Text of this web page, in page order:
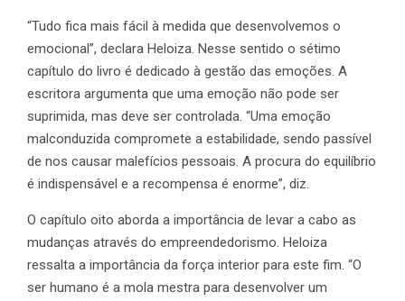
“Tudo fica mais fácil à medida que desenvolvemos o
emocional”, declara Heloiza. Nesse sentido o sétimo
capítulo do livro é dedicado à gestão das emoções. A
escritora argumenta que uma emoção não pode ser
suprimida, mas deve ser controlada. “Uma emoção
malconduzida compromete a estabilidade, sendo passível
de nos causar malefícios pessoais. A procura do equilíbrio
é indispensável e a recompensa é enorme”, diz.
O capítulo oito aborda a importância de levar a cabo as
mudanças através do empreendedorismo. Heloiza
ressalta a importância da força interior para este fim. “O
ser humano é a mola mestra para desenvolver um